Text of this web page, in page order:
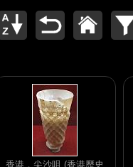
香港．尖沙咀 (香港歷史